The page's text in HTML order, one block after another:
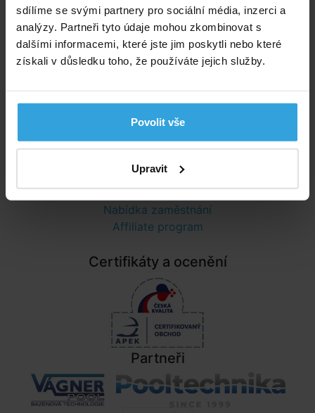
sdílíme se svými partnery pro sociální média, inzerci a
analýzy. Partneři tyto údaje mohou zkombinovat s
dalšími informacemi, které jste jim poskytli nebo které
získali v důsledku toho, že používáte jejich služby.
Povolit vše
Upravit
Vše o nákupu
Obchodní podmínky
Možnosti platby a dopravy
Informace
Nastavení cookies
Poradna
Nabídka zaměstnání
Affiliate program
Certifikáty a ocenění
Partneři